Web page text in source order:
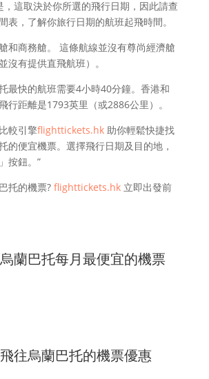
，這取決於你所選的飛行日期，因此請查
表，了解你旅行日期的航班起飛時間。
和商務艙。 這條航線並沒有尊尚經濟艙
沒有提供直飛航班）。
最快的航班需要4小時40分鐘。香港和
行距離是1793英里（或2886公里）。
較引擎flighttickets.hk助你輕鬆快捷找
的便宜機票。選擇飛行日期及目的地，
按鈕。”
托的機票? flighttickets.hk立即出發前
蘭巴托每月最便宜的機票
往烏蘭巴托的機票優惠